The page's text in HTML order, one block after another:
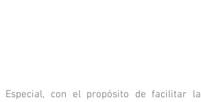
con el propósito de facilitar la